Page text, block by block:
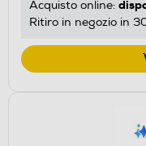
Acquisto online:
Ritiro in negozio in